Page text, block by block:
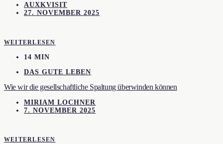
AUXKVISIT
27. NOVEMBER 2025
WEITERLESEN
14 MIN
DAS GUTE LEBEN
Wie wir die gesellschaftliche Spaltung überwinden können
MIRIAM LOCHNER
7. NOVEMBER 2025
WEITERLESEN